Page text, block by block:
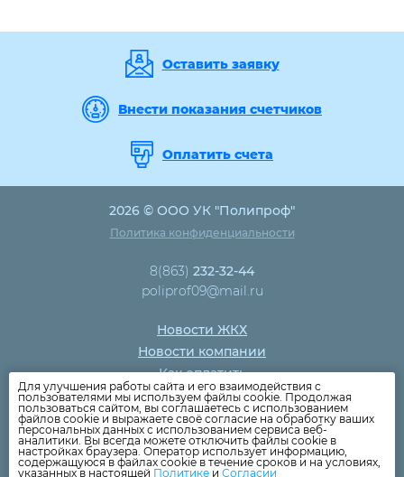
Оставить заявку
Внести показания счетчиков
Оплатить счета
2026 © ООО УК "Полипроф"
Политика конфиденциальности
8(863) 232-32-44
poliprof09@mail.ru
Новости ЖКХ
Новости компании
Как оплатить
Дома
Раскрытие информации
Вопросы
Для улучшения работы сайта и его взаимодействия с
пользователями мы используем файлы cookie. Продолжая
пользоваться сайтом, вы соглашаетесь с использованием
файлов cookie и выражаете своё согласие на обработку ваших
персональных данных с использованием сервиса веб-
аналитики. Вы всегда можете отключить файлы cookie в
настройках браузера. Оператор использует информацию,
содержащуюся в файлах cookie в течение сроков и на условиях,
указанных в настоящей Политике и Согласии